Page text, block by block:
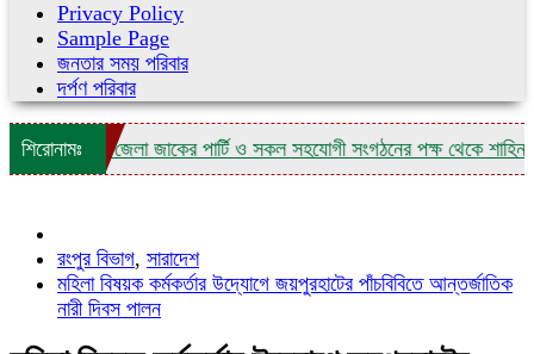
Privacy Policy
Sample Page
জনতার সময় পরিবার
দর্পণ পরিবার
শিরোনামঃ
নরসিংদী জেলা জাকের পার্টি ও সকল সহযোগী সংগঠনের পক্ষ থেকে শাহিন
রংপুর বিভাগ, সারাদেশ
মহিলা বিষয়ক কর্মকর্তার উদ্যোগে জয়পুরহাটের পাঁচবিবিতে আন্তর্জাতিক
নারী দিবস পালন